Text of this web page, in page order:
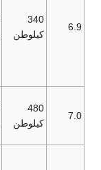
6.9
340
كيلوطن
7.0
480
كيلوطن